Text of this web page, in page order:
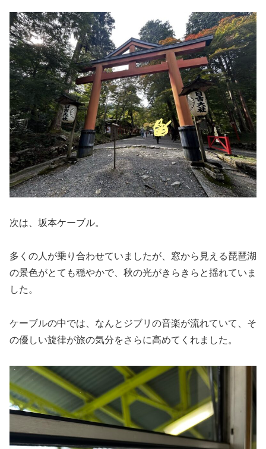
次は、坂本ケーブル。
多くの人が乗り合わせていましたが、窓から見える琵琶湖
の景色がとても穏やかで、秋の光がきらきらと揺れていま
した。
ケーブルの中では、なんとジブリの音楽が流れていて、そ
の優しい旋律が旅の気分をさらに高めてくれました。